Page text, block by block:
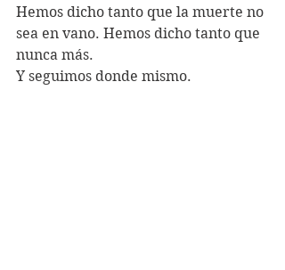
Hemos dicho tanto que la muerte no
sea en vano. Hemos dicho tanto que
nunca más.
Y seguimos donde mismo.